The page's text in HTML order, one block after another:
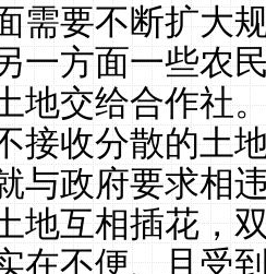
需要不断扩大
一方面一些农
地交给合作社
接收分散的土
与政府要求相
地互相插花，
在不便、且受